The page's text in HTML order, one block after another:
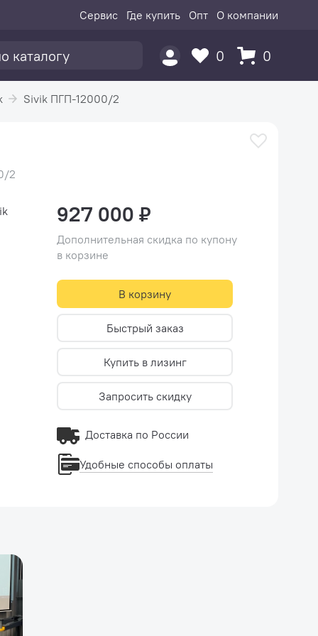
Сервис Где купить Опт О компании
0 0
Sivik ПГП-12000/2
2
927 000 ₽
Дополнительная скидка по купону
в корзине
В корзину
Быстрый заказ
Купить в лизинг
Запросить скидку
Доставка по России
Удобные способы оплаты